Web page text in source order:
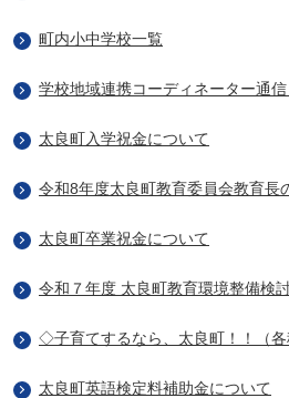
町内小中学校一覧
学校地域連携コーディネーター通
太良町入学祝金について
令和8年度太良町教育委員会教育長
太良町卒業祝金について
令和７年度 太良町教育環境整備検
◇子育てするなら、太良町！！（各
太良町英語検定料補助金について